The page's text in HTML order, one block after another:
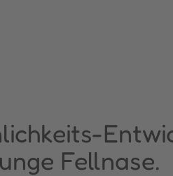
Fellnase.